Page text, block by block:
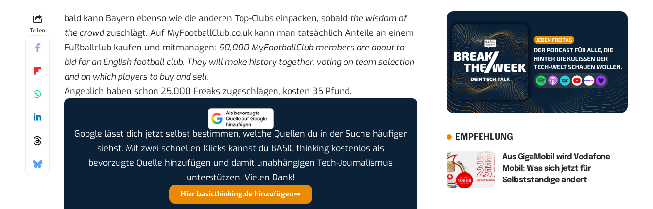
Teilen
bald kann Bayern ebenso wie die anderen Top-Clubs einpacken, sobald the wisdom of
the crowdzuschlägt. Auf MyFootballClub.co.uk kann man tatsächlich Anteile an einem
Fußballclub kaufen und mitmanagen: 50,000 MyFootballClub members are about to
bid for an English football club. They will make history together, voting on team selection
and on which players to buy and sell.
Angeblich haben schon 25.000 Freaks zugeschlagen, kosten 35 Pfund.
Google lässt dich jetzt selbst bestimmen, welche Quellen du in der Suche häufiger
siehst. Mit zwei schnellen Klicks kannst du BASIC thinking kostenlos als
bevorzugte Quelle hinzufügen und damit unabhängigen Tech-Journalismus
unterstützen. Vielen Dank!
Hier basicthinking.de hinzufügen
EMPFEHLUNG
Aus GigaMobil wird Vodafone
Mobil: Was sich jetzt für
Selbstständige ändert